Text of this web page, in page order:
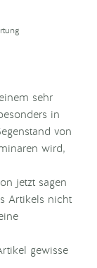
sehr
in
von
wird,
jetzt sagen
Artikels nicht
gewisse